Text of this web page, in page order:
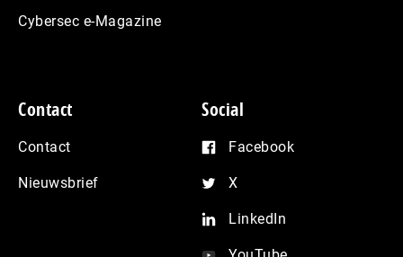
Cybersec e-Magazine
Contact
Contact
Nieuwsbrief
Social
Facebook
X
LinkedIn